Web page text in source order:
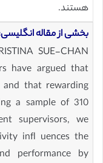
هستند.
بخشی از مقاله
SUE-CHAN
have argued that
that rewarding
a sample of 310
supervisors, we
infl uences the
performance by